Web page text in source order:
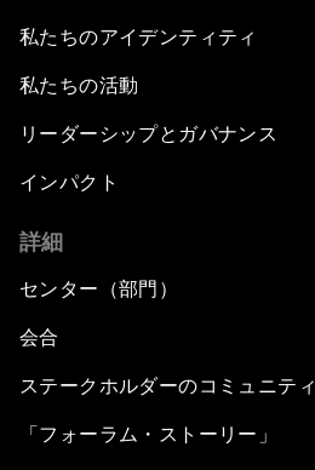
私たちのアイデンティティ
私たちの活動
リーダーシップとガバナンス
インパクト
詳細
センター（部門）
会合
ステークホルダーのコミュニティ
「フォーラム・ストーリー」